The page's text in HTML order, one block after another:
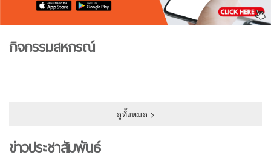
กิจกรรมสหกรณ์
ดูทั้งหมด >
ข่าวประชาสัมพันธ์